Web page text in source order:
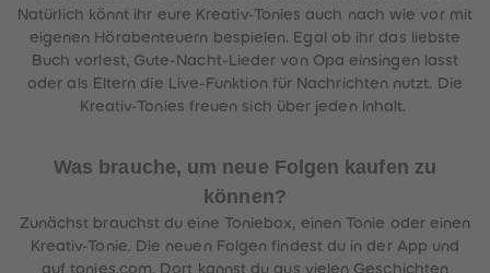
Natürlich könnt ihr eure Kreativ-Tonies auch nach wie vor mit
eigenen Hörabenteuern bespielen. Egal ob ihr das liebste
Buch vorlest, Gute-Nacht-Lieder von Opa einsingen lasst
oder als Eltern die Live-Funktion für Nachrichten nutzt. Die
Kreativ-Tonies freuen sich über jeden Inhalt.
Was brauche, um neue Folgen kaufen zu
können?
Zunächst brauchst du eine Toniebox, einen Tonie oder einen
Kreativ-Tonie. Die neuen Folgen findest du in der App und
auf tonies.com. Dort kannst du aus vielen Geschichten